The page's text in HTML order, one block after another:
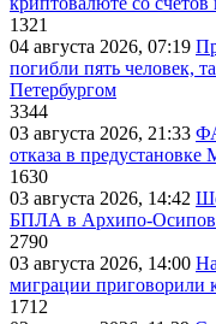
1321
04 августа 2026, 07:19
погибли пять человек,
Петербургом
3344
03 августа 2026, 21:33
отказа в предустановке
1630
03 августа 2026, 14:42
БПЛА в Архипо-
2790
03 августа 2026, 14:00
миграции приговорили
1712